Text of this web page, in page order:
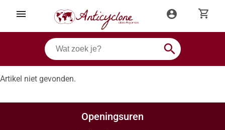
menu account_circle shopping_cart
search
Artikel niet gevonden.
Openingsuren